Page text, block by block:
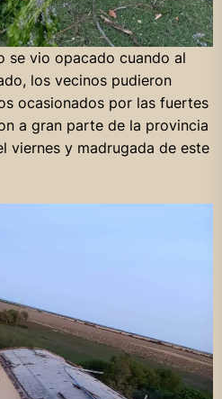
se vio opacado cuando al
los vecinos pudieron
ocasionados por las fuertes
a gran parte de la provincia
viernes y madrugada de este